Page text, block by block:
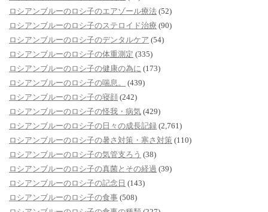
ロシアンブルーのロシ子のエアゾール療法 (52)
ロシアンブルーのロシ子のステロイド治療 (90)
ロシアンブルーのロシ子のデンタルケア (54)
ロシアンブルーのロシ子の体重測定 (335)
ロシアンブルーのロシ子の健康の為に (173)
ロシアンブルーのロシ子の喘息。
(439)
ロシアンブルーのロシ子の寝顔 (242)
ロシアンブルーのロシ子の怪我・病気 (429)
ロシアンブルーのロシ子の日々の成長記録 (2,761)
ロシアンブルーのロシ子の暑さ対策・寒さ対策 (110)
ロシアンブルーのロシ子の気管支ろう (38)
ロシアンブルーのロシ子の真菌とその経過 (39)
ロシアンブルーのロシ子の記念日 (143)
ロシアンブルーのロシ子の食事 (508)